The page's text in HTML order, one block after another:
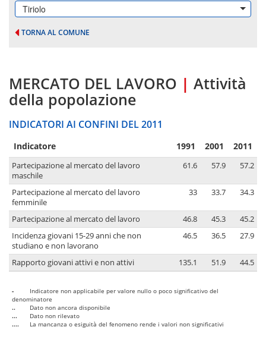
Tiriolo
TORNA AL COMUNE
MERCATO DEL LAVORO | Attività
della popolazione
INDICATORI AI CONFINI DEL 2011
Indicatore 1991 2001 2011
Partecipazione al mercato del lavoro
maschile
61.6 57.9 57.2
Partecipazione al mercato del lavoro
femminile
33 33.7 34.3
Partecipazione al mercato del lavoro 46.8 45.3
45.2
Incidenza giovani 15-29 anni che non
studiano e non lavorano
46.5 36.5 27.9
Rapporto giovani attivi e non attivi 135.1 51.9 44.5
-
Indicatore non applicabile per valore nullo o poco significativo del
denominatore
..
Dato non ancora disponibile
...
Dato non rilevato
....
La mancanza o esiguità del fenomeno rende i valori non significativi